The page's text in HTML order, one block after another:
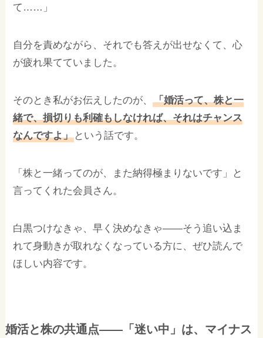
て……」
自分を責めながら、それでも答えが出せなくて、心
が疲れ果てていました。
そのとき私がお伝えしたのが、「婚活って、株と一
緒で、損切りも利確もしなければ、それはチャンス
なんですよ」 という話です。
「株と一緒ってのが、また納得極まりないです」と
言ってくれた会員さん。
白黒つけなきゃ、早く決めなきゃ——そう追い込ま
れて身動きが取れなくなっている方に、ぜひ読んで
ほしい内容です。
婚活と株の共通点——「迷い中」は、マイナス